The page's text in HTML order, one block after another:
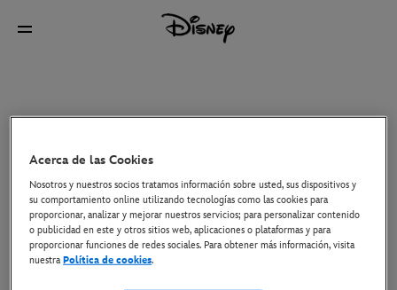
Acerca de las Cookies
Nosotros y nuestros socios tratamos información sobre usted, sus dispositivos y
su comportamiento online utilizando tecnologías como las cookies para
proporcionar, analizar y mejorar nuestros servicios; para personalizar contenido
o publicidad en este y otros sitios web, aplicaciones o plataformas y para
proporcionar funciones de redes sociales. Para obtener más información, visita
nuestraPolítica de cookies.